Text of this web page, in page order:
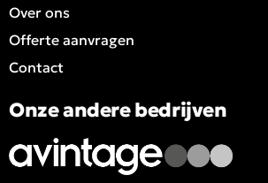
Over ons
Offerte aanvragen
Contact
Onze andere bedrijven